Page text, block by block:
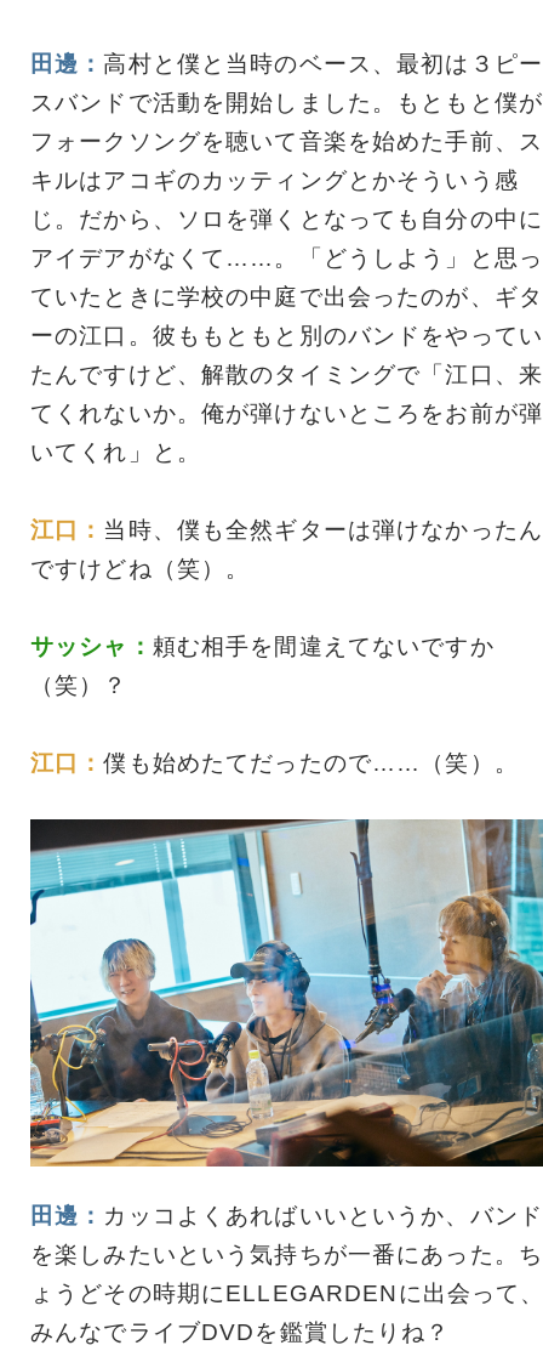
田邊：高村と僕と当時のベース、最初は３ピー
スバンドで活動を開始しました。もともと僕が
フォークソングを聴いて音楽を始めた手前、ス
キルはアコギのカッティングとかそういう感
じ。だから、ソロを弾くとなっても自分の中に
アイデアがなくて……。「どうしよう」と思っ
ていたときに学校の中庭で出会ったのが、ギタ
ーの江口。彼ももともと別のバンドをやってい
たんですけど、解散のタイミングで「江口、来
てくれないか。俺が弾けないところをお前が弾
いてくれ」と。
江口： 当時、僕も全然ギターは弾けなかったん
ですけどね（笑）。
サッシャ： 頼む相手を間違えてないですか
（笑）？
江口：僕も始めたてだったので……（笑）。
田邊： カッコよくあればいいというか、バンド
を楽しみたいという気持ちが一番にあった。ち
ょうどその時期にELLEGARDENに出会って
みんなでライブDVDを鑑賞したりね？